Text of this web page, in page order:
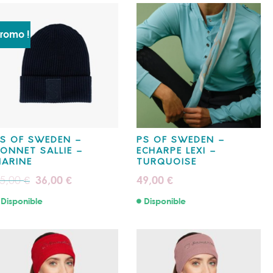
!
OF SWEDEN –
SALLIE –
€ Le
prix
était :
36,00€Le
prix
Disponible
PS OF SWEDEN –
ECHARPE LEXI –
TURQUOISE
49,00 €
Disponible